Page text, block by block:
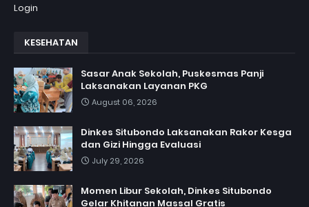
Login
KESEHATAN
Sasar Anak Sekolah, Puskesmas Panji
Laksanakan Layanan PKG
August 06, 2026
Dinkes Situbondo Laksanakan Rakor Kesga
dan Gizi Hingga Evaluasi
July 29, 2026
Momen Libur Sekolah, Dinkes Situbondo
Gelar Khitanan Massal Gratis